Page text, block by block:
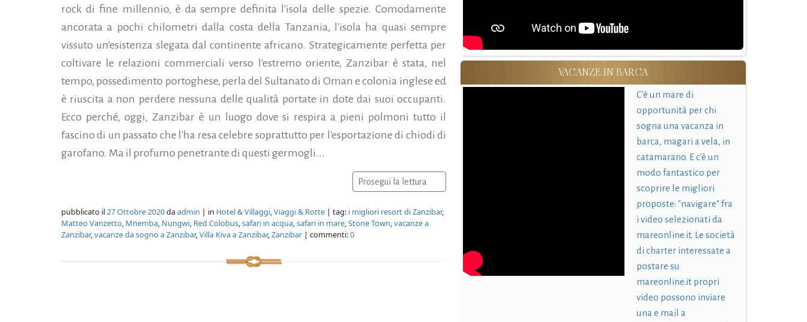
rock di fine millennio, è da sempre definita l'isola delle spezie. Comodamente
ancorata a pochi chilometri dalla costa della Tanzania, l'isola ha quasi sempre
vissuto un'esistenza slegata dal continente africano. Strategicamente perfetta per
coltivare le relazioni commerciali verso l'estremo oriente, Zanzibar è stata, nel
tempo, possedimento portoghese, perla del Sultanato di Oman e colonia inglese ed
è riuscita a non perdere nessuna delle qualità portate in dote dai suoi occupanti.
Ecco perché, oggi, Zanzibar è un luogo dove si respira a pieni polmoni tutto il
fascino di un passato che l'ha resa celebre soprattutto per l'esportazione di chiodi di
garofano. Ma il profumo penetrante di questi germogli...
Prosegui la lettura
pubblicato il27 Ottobre 2020daadmin | in Hotel & Villaggi,Viaggi & Rotte | tag: i migliori resort di Zanzibar,
Matteo Vanzetto, Mnemba, Nungwi, Red Colobus,safari in acqua,safari in mare,Stone Town,vacanze a
Zanzibar,vacanze da sogno a Zanzibar,Villa Kiva a Zanzibar,Zanzibar | commenti:0
VACANZE IN BARCA
C'è un mare di
opportunità per chi
sogna una vacanza in
barca, magari a vela, in
catamarano. E c'è un
modo fantastico per
scoprire le migliori
proposte: "navigare" fra
i video selezionati da
mareonline.it. Le società
di charter interessate a
postare su
mareonline.it propri
video possono inviare
una e mail a